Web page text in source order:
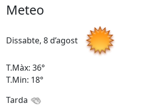
Meteo
Dissabte, 8 d’agost
T.Màx: 36°
T.Min: 18°
Tarda